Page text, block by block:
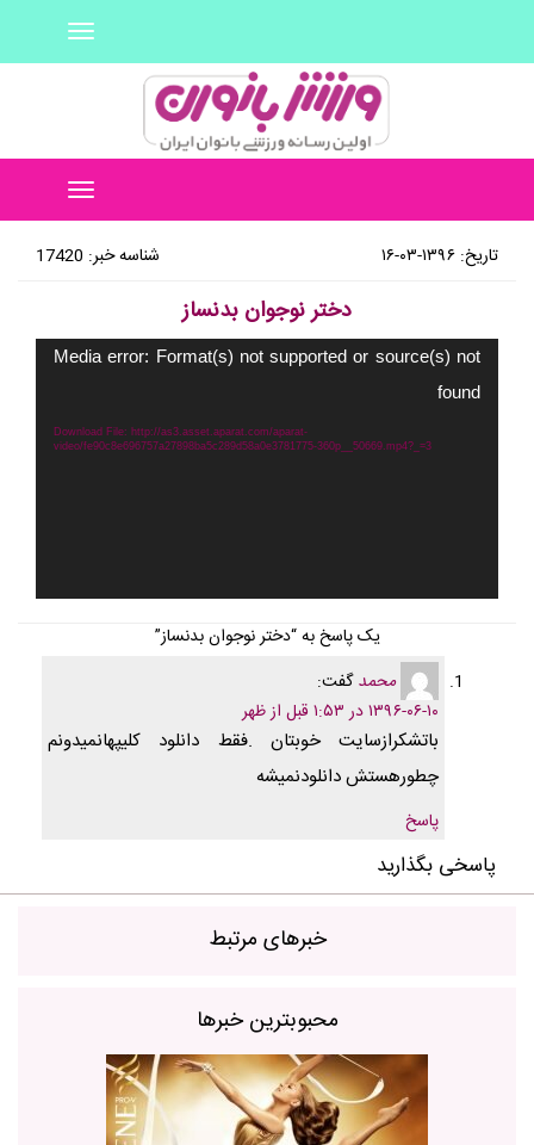
Toggle
navigation
Toggle
navigation
تاریخ: ۱۳۹۶-۰۳-۱۶
شناسه خبر: 17420
دختر نوجوان بدنساز
نمایشگر
Media error: Format(s) not supported or source(s) not
found
Download File: http://as3.asset.aparat.com/aparat-
video/fe90c8e696757a27898ba5c289d58a0e3781775-360p__50669.mp4?_=3
یک پاسخ به “دختر نوجوان بدنساز”
محمد گفت:
۱۳۹۶-۰۶-۱۰ در ۱:۵۳ قبل از ظهر
باتشکرازسایت خوبتان .فقط دانلود کلیپهانمیدونم
چطورهستش دانلودنمیشه
پاسخ
پاسخی بگذارید
خبرهای مرتبط
محبوبترین خبرها